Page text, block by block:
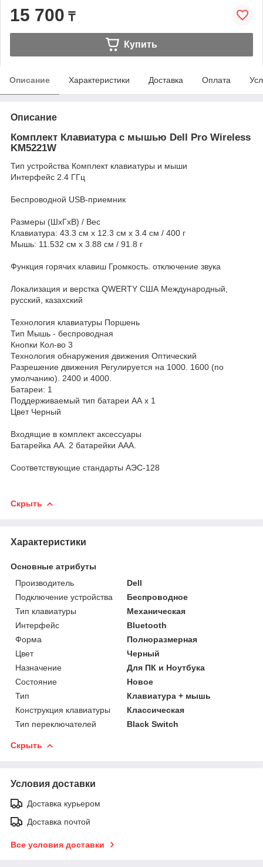
15 700 ₸
Купить
Описание Характеристики Доставка Оплата
Описание
Комплект Клавиатура с мышью Dell Pro Wireless
KM5221W
Тип устройства Комплект клавиатуры и мыши
Интерфейс 2.4 ГГц
Беспроводной USB-приемник
Размеры (ШxГxВ) / Вес
Клавиатура: 43.3 см х 12.3 см х 3.4 см / 400 г
Мышь: 11.532 см x 3.88 см / 91.8 г
Функция горячих клавиш Громкость. отключение звука
Локализация и верстка QWERTY США Международный,
русский, казахский
Технология клавиатуры Поршень
Тип Мышь - беспроводная
Кнопки Кол-во 3
Технология обнаружения движения Оптический
Разрешение движения Регулируется на 1000. 1600 (по
умолчанию). 2400 и 4000.
Батареи: 1
Поддерживаемый тип батареи АА х 1
Цвет Черный
Входящие в комплект аксессуары
Батарейка АА. 2 батарейки ААА.
Соответствующие стандарты АЭС-128
Скрыть
Характеристики
Основные атрибуты
Производитель
Dell
Подключение устройства
Беспроводное
Тип клавиатуры
Механическая
Интерфейс
Bluetooth
Форма
Полноразмерная
Цвет
Черный
Назначение
Для ПК и Ноутбука
Состояние
Новое
Тип
Клавиатура + мышь
Конструкция клавиатуры
Классическая
Тип переключателей
Black Switch
Скрыть
Условия доставки
Доставка курьером
Доставка почтой
Все условия доставки